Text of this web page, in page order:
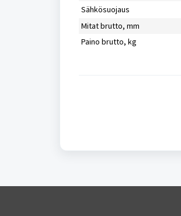
Sähkösuojaus
Mitat brutto, mm
Paino brutto, kg